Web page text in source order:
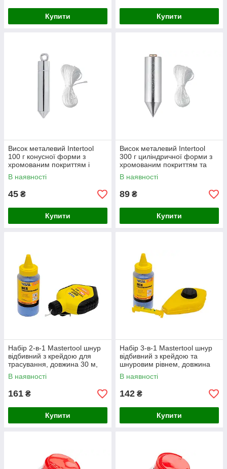
Купити Купити
Висок металевий Intertool
100 г конусної форми з
хромованим покриттям і
капроновим шнуром
В наявності
45 ₴
Купити
Висок металевий Intertool
300 г циліндричної форми з
хромованим покриттям та
капроновим шнуром
В наявності
89 ₴
Купити
Набір 2-в-1 Mastertool шнур
відбивний з крейдою для
трасування, довжина 30 м,
будівельний інструмент
В наявності
161 ₴
Купити
Набір 3-в-1 Mastertool шнур
відбивний з крейдою та
шнуровим рівнем, довжина
30 м, будівельний інструмент
В наявності
142 ₴
Купити